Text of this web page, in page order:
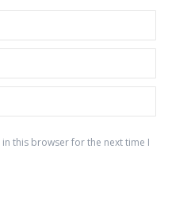
this browser for the next time I